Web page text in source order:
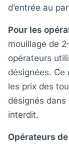
d’entrée au
Pour les
mouillage de
opérateurs
désignées.
les prix des
désignés dans
interdit.
Opérateurs